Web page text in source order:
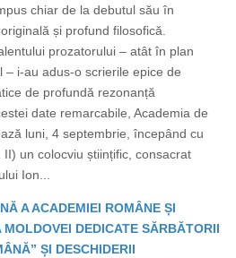
chiar de la debutul său în
și profund filosofică.
prozatorului – atât în plan
– i-au adus-o scrierile epice de
de profundă rezonanță
date remarcabile, Academia de
luni, 4 septembrie, începând cu
un colocviu științific, consacrat
Ion...
A ACADEMIEI ROMÂNE ȘI
DEDICATE SĂRBĂTORII
ȘI DESCHIDERII